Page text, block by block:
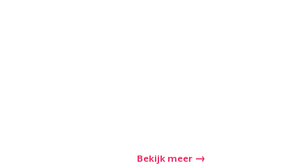
Bekijk meer